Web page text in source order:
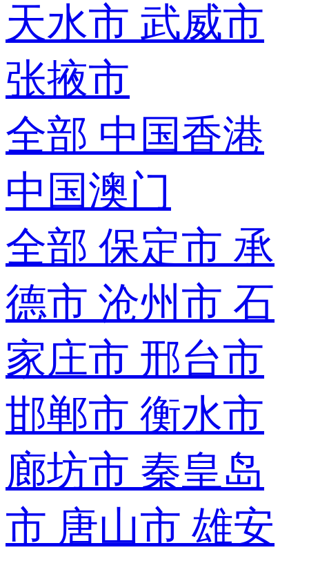
天水市 武威市
张掖市
全部 中国香港
中国澳门
全部 保定市 承
德市 沧州市 石
家庄市 邢台市
邯郸市 衡水市
廊坊市 秦皇岛
市 唐山市 雄安